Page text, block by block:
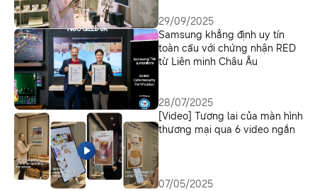
29/09/2025
Samsung khẳng định uy tín
toàn cầu với chứng nhận RED
từ Liên minh Châu Âu
28/07/2025
[Video] Tương lai của màn hình
thương mại qua 6 video ngắn
07/05/2025